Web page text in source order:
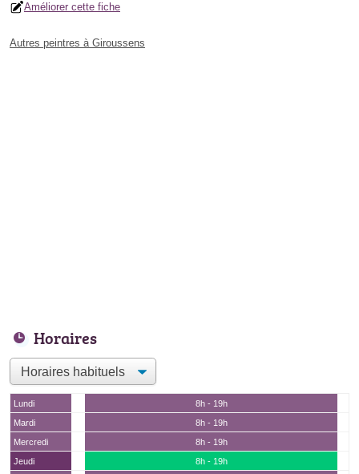
Améliorer cette fiche
Autres peintres à Giroussens
Horaires
Lundi
8h - 19h
Mardi
8h - 19h
Mercredi
8h - 19h
Jeudi
8h - 19h